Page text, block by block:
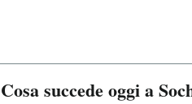
Cosa succede oggi a